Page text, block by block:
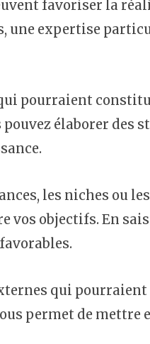
favoriser la
une expertise
pourraient
élaborer des
les niches ou
objectifs. En
qui
permet de mettre